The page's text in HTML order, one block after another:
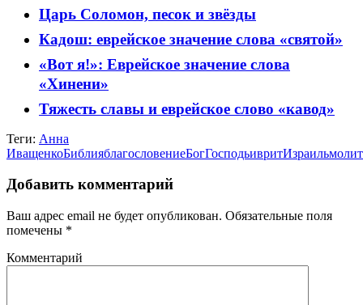
Царь Соломон, песок и звёзды
Кадош: еврейское значение слова «святой»
«Вот я!»: Еврейское значение слова
«Хинени»
Тяжесть славы и еврейское слово «кавод»
Теги: Анна
ИващенкоБиблияблагословениеБогГосподьивритИзраиль
Добавить комментарий
Ваш адрес email не будет опубликован. Обязательные поля
помечены *
Комментарий